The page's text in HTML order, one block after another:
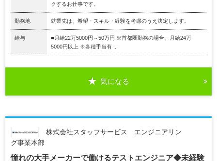
クするお仕事です。
勤務地 就業先は、希望・スキル・経験を考慮のうえ決定します。
給与
■月給22万5000円～50万円 ※首都圏勤務の場合、月給24万
5000円以上 ※各種手当有 ...
気になる
株式会社スタッフサービス エンジニアリン
グ事業本部
憧れの大手メーカーで働けるテストエンジニア◆未経験